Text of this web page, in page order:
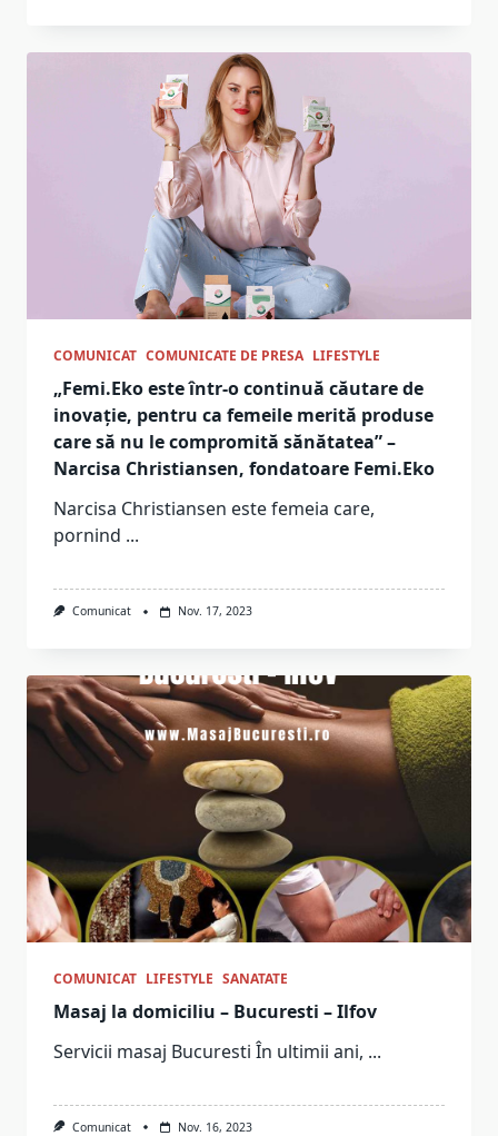
COMUNICAT COMUNICATE DE PRESA LIFESTYLE
„Femi.Eko este într-o continuă căutare de
inovație, pentru ca femeile merită produse
care să nu le compromită sănătatea” –
Narcisa Christiansen, fondatoare Femi.Eko
Narcisa Christiansen este femeia care,
pornind ...
Comunicat Nov. 17, 2023
COMUNICAT LIFESTYLE SANATATE
Masaj la domiciliu – Bucuresti – Ilfov
Servicii masaj Bucuresti În ultimii ani, ...
Comunicat Nov. 16, 2023